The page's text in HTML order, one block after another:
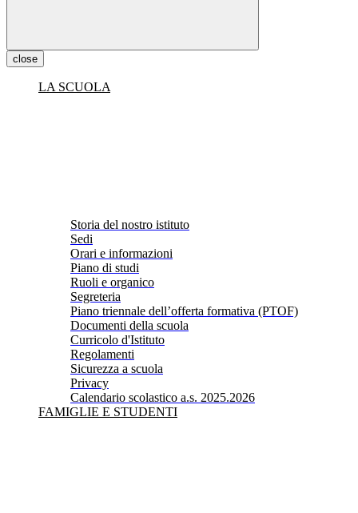
close
LA SCUOLA
Storia del nostro istituto
Sedi
Orari e informazioni
Piano di studi
Ruoli e organico
Segreteria
Piano triennale dell’offerta formativa (PTOF)
Documenti della scuola
Curricolo d'Istituto
Regolamenti
Sicurezza a scuola
Privacy
Calendario scolastico a.s. 2025.2026
FAMIGLIE E STUDENTI